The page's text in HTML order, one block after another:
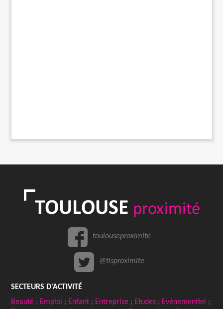
toulouseproximite
@tlsproximite
SECTEURS D'ACTIVITÉ
Beauté ; Emploi ; Enfant ; Entreprise ; Etudes ; Evénementiel ;